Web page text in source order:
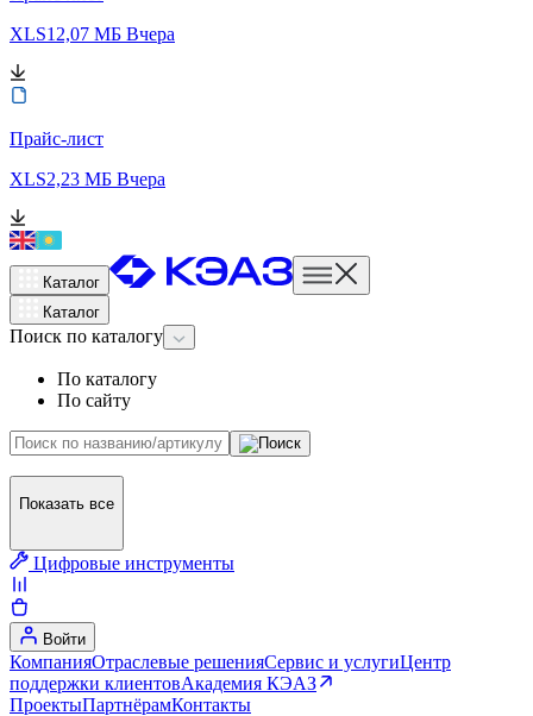
XLS12,07 МБ Вчера
Прайс-лист
XLS2,23 МБ Вчера
Каталог
Каталог
Поиск по каталогу
По каталогу
По сайту
Показать все
Цифровые инструменты
Войти
КомпанияОтраслевые решенияСервис и услугиЦентр
поддержки клиентовАкадемия КЭАЗ
ПроектыПартнёрамКонтакты